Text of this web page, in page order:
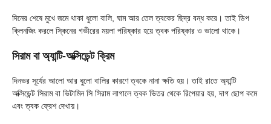
দিনের শেষে মুখে জমে থাকা ধুলো বালি, ঘাম আর তেল ত্বকের ছিদ্র বন্ধ করে। তাই ডিপ
ক্লিনজিং করলে স্কিনের গভীরের ময়লা পরিষ্কার হয়ে ত্বক পরিষ্কার ও ভালো থাকে।
সিরাম বা অ্যান্টি-অক্সিডেন্ট ক্রিম
দিনভর সূর্যের আলো আর ধুলো বালির কারণে ত্বকে নানা ক্ষতি হয়। তাই রাতে অ্যান্টি
অক্সিডেন্ট সিরাম বা ভিটামিন সি সিরাম লাগালে ত্বক ভিতর থেকে রিপেয়ার হয়, দাগ ছোপ কমে
এবং ত্বক ফ্রেশ দেখায়।